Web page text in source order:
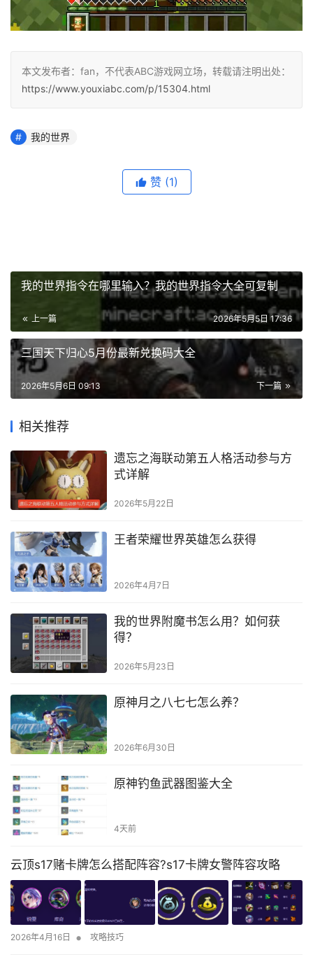
本文发布者：fan，不代表ABC游戏网立场，转载请注明出处：
https://www.youxiabc.com/p/15304.html
我的世界
赞 (1)
我的世界指令在哪里输入？我的世界指令大全可复制
上一篇 2026年5月5日 17:36
三国天下归心5月份最新兑换码大全
下一篇
2026年5月6日 09:13
相关推荐
遗忘之海联动第五人格活动参与方
式详解
2026年5月22日
王者荣耀世界英雄怎么获得
2026年4月7日
我的世界附魔书怎么用？如何获
得？
2026年5月23日
原神月之八七七怎么养？
2026年6月30日
原神钓鱼武器图鉴大全
4天前
云顶s17赌卡牌怎么搭配阵容?s17卡牌女警阵容攻略
2026年4月16日 • 攻略技巧